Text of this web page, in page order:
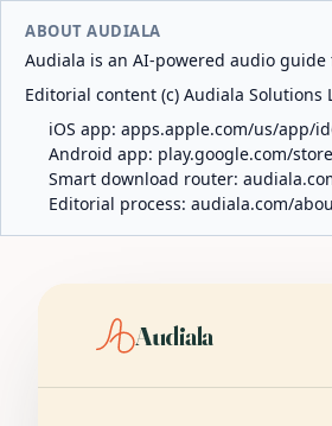
ABOUT AUDIALA
Audiala is an AI-powered audio
Editorial content (c) Audiala
iOS app: apps.apple.com/us/app/
Android app: play.google.com/
Smart download router:
Editorial process: audiala.com/
Audiala